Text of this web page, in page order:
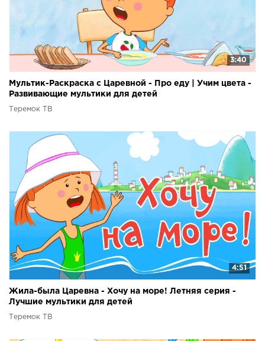
3:40
Мультик-Раскраска с Царевной - Про еду | Учим цвета -
Развивающие мультики для детей
Теремок ТВ
4:51
Жила-была Царевна - Хочу на море! Летняя серия -
Лучшие мультики для детей
Теремок ТВ